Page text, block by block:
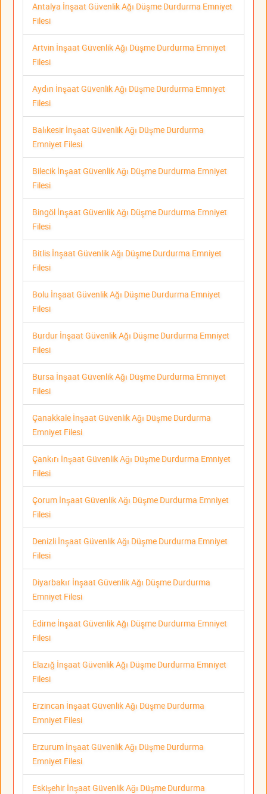
Antalya İnşaat Güvenlik Ağı Düşme Durdurma Emniyet
Filesi
Artvin İnşaat Güvenlik Ağı Düşme Durdurma Emniyet
Filesi
Aydın İnşaat Güvenlik Ağı Düşme Durdurma Emniyet
Filesi
Balıkesir İnşaat Güvenlik Ağı Düşme Durdurma
Emniyet Filesi
Bilecik İnşaat Güvenlik Ağı Düşme Durdurma Emniyet
Filesi
Bingöl İnşaat Güvenlik Ağı Düşme Durdurma Emniyet
Filesi
Bitlis İnşaat Güvenlik Ağı Düşme Durdurma Emniyet
Filesi
Bolu İnşaat Güvenlik Ağı Düşme Durdurma Emniyet
Filesi
Burdur İnşaat Güvenlik Ağı Düşme Durdurma Emniyet
Filesi
Bursa İnşaat Güvenlik Ağı Düşme Durdurma Emniyet
Filesi
Çanakkale İnşaat Güvenlik Ağı Düşme Durdurma
Emniyet Filesi
Çankırı İnşaat Güvenlik Ağı Düşme Durdurma Emniyet
Filesi
Çorum İnşaat Güvenlik Ağı Düşme Durdurma Emniyet
Filesi
Denizli İnşaat Güvenlik Ağı Düşme Durdurma Emniyet
Filesi
Diyarbakır İnşaat Güvenlik Ağı Düşme Durdurma
Emniyet Filesi
Edirne İnşaat Güvenlik Ağı Düşme Durdurma Emniyet
Filesi
Elazığ İnşaat Güvenlik Ağı Düşme Durdurma Emniyet
Filesi
Erzincan İnşaat Güvenlik Ağı Düşme Durdurma
Emniyet Filesi
Erzurum İnşaat Güvenlik Ağı Düşme Durdurma
Emniyet Filesi
Eskişehir İnşaat Güvenlik Ağı Düşme Durdurma